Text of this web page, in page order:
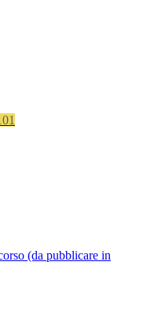
(da pubblicare in